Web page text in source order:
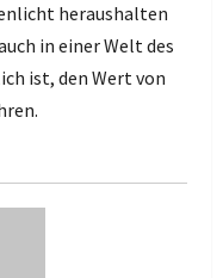
heraushalten
in einer Welt des
ist, den Wert von